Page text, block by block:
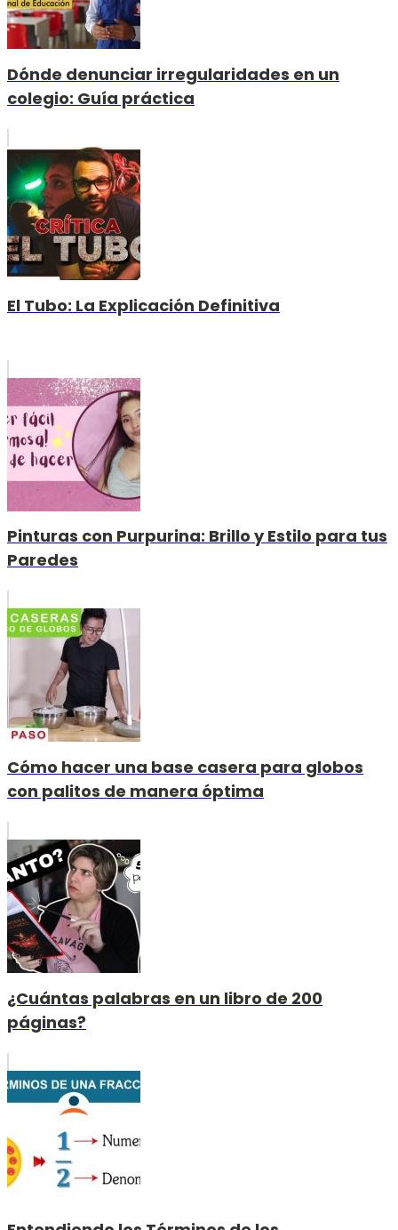
Dónde denunciar irregularidades en un
colegio: Guía práctica
El Tubo: La Explicación Definitiva
Pinturas con Purpurina: Brillo y Estilo para tus
Paredes
Cómo hacer una base casera para globos
con palitos de manera óptima
¿Cuántas palabras en un libro de 200
páginas?